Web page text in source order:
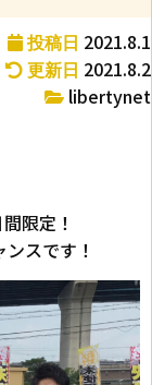
投稿日 2021.8.1
更新日 2021.8.2
libertynet
限定！
スです！